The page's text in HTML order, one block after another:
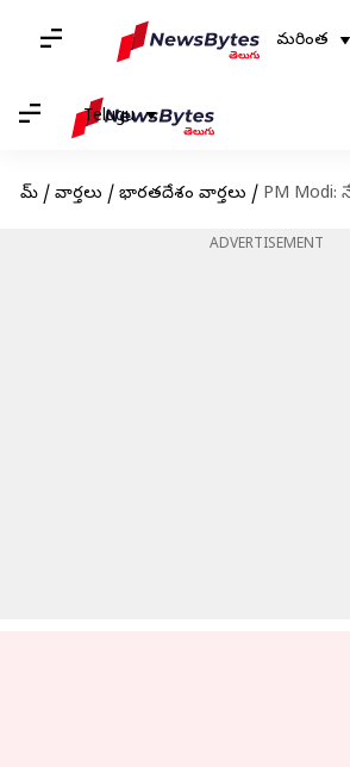
మరింత
Telugu
హోమ్ / వార్తలు / భారతదేశం వార్తలు / PM Modi: నేడు బీహార్,
ADVERTISEMENT